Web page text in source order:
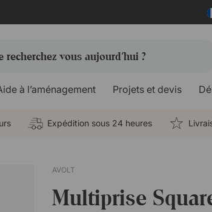
à l’aménagement Projets et devis
Expédition sous 24 heures
AVOLT
Multiprise